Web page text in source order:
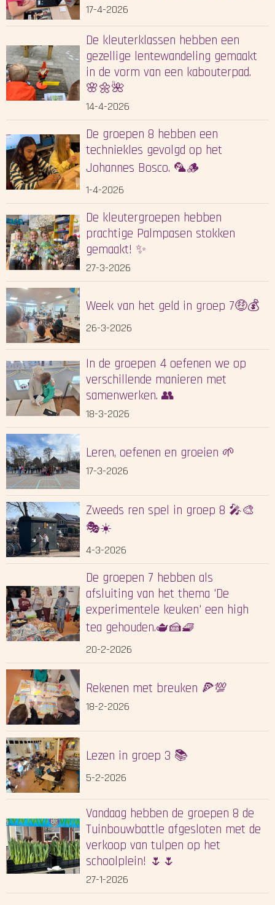
17-4-2026
De kleuterklassen hebben een
gezellige lentewandeling gemaakt
in de vorm van een kabouterpad.
🌸🌼🌺
14-4-2026
De groepen 8 hebben een
techniekles gevolgd op het
Johannes Bosco. 🦜🪵
1-4-2026
De kleutergroepen hebben
prachtige Palmpasen stokken
gemaakt! ✨
27-3-2026
Week van het geld in groep 7🤑💰
26-3-2026
In de groepen 4 oefenen we op
verschillende manieren met
samenwerken. 👥
18-3-2026
Leren, oefenen en groeien 🌱
17-3-2026
Zweeds ren spel in groep 8 🎤🎨
🎭☀️
4-3-2026
De groepen 7 hebben als
afsluiting van het thema 'De
experimentele keuken' een high
tea gehouden.🫖🍰🧇
20-2-2026
Rekenen met breuken 🍕💯
18-2-2026
Lezen in groep 3 📚
5-2-2026
Vandaag hebben de groepen 8 de
Tuinbouwbattle afgesloten met de
verkoop van tulpen op het
schoolplein! 🌷🌷
27-1-2026